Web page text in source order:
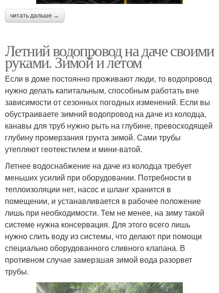
читать дальше →
Летний водопровод на даче своими
руками. Зимой и летом
Если в доме постоянно проживают люди, то водопровод
нужно делать капитальным, способным работать вне
зависимости от сезонных погодных изменений. Если вы
обустраиваете зимний водопровод на даче из колодца,
канавы для труб нужно рыть на глубине, превосходящей
глубину промерзания грунта зимой. Сами трубы
утепляют геотекстилем и мини-ватой.
Летнее водоснабжение на даче из колодца требует
меньших усилий при оборудовании. Потребности в
теплоизоляции нет, насос и шланг хранится в
помещении, и устанавливается в рабочее положение
лишь при необходимости. Тем не менее, на зиму такой
системе нужна консервация. Для этого всего лишь
нужно слить воду из системы, что делают при помощи
специально оборудованного сливного клапана. В
противном случае замерзшая зимой вода разорвет
трубы.